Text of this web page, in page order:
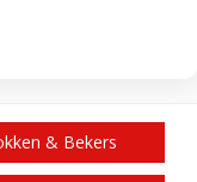
& Bekers